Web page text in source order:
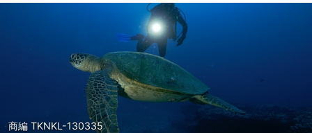
商編 TKNKL-130335